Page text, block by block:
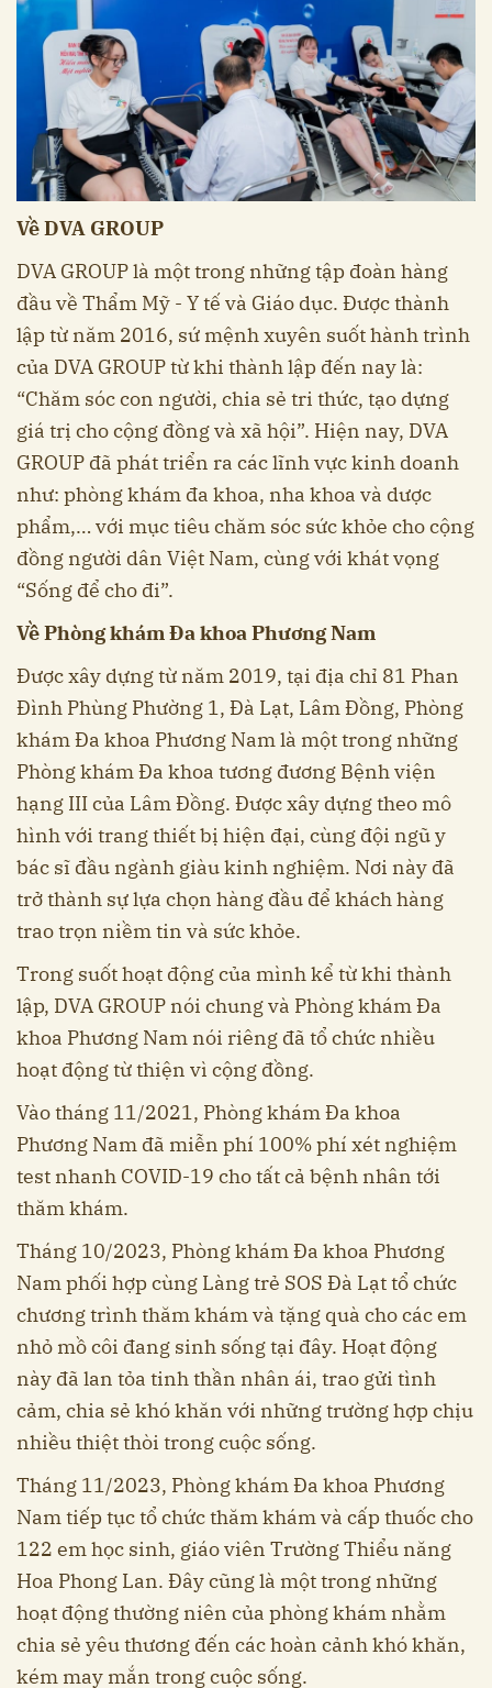
Về DVA GROUP
DVA GROUP là một trong những tập đoàn hàng
đầu về Thẩm Mỹ - Y tế và Giáo dục. Được thành
lập từ năm 2016, sứ mệnh xuyên suốt hành trình
của DVA GROUP từ khi thành lập đến nay là:
“Chăm sóc con người, chia sẻ tri thức, tạo dựng
giá trị cho cộng đồng và xã hội”. Hiện nay, DVA
GROUP đã phát triển ra các lĩnh vực kinh doanh
như: phòng khám đa khoa, nha khoa và dược
phẩm,… với mục tiêu chăm sóc sức khỏe cho cộng
đồng người dân Việt Nam, cùng với khát vọng
“Sống để cho đi”.
Về Phòng khám Đa khoa Phương Nam
Được xây dựng từ năm 2019, tại địa chỉ 81 Phan
Đình Phùng Phường 1, Đà Lạt, Lâm Đồng, Phòng
khám Đa khoa Phương Nam là một trong những
Phòng khám Đa khoa tương đương Bệnh viện
hạng III của Lâm Đồng. Được xây dựng theo mô
hình với trang thiết bị hiện đại, cùng đội ngũ y
bác sĩ đầu ngành giàu kinh nghiệm. Nơi này đã
trở thành sự lựa chọn hàng đầu để khách hàng
trao trọn niềm tin và sức khỏe.
Trong suốt hoạt động của mình kể từ khi thành
lập, DVA GROUP nói chung và Phòng khám Đa
khoa Phương Nam nói riêng đã tổ chức nhiều
hoạt động từ thiện vì cộng đồng.
Vào tháng 11/2021, Phòng khám Đa khoa
Phương Nam đã miễn phí 100% phí xét nghiệm
test nhanh COVID-19 cho tất cả bệnh nhân tới
thăm khám.
Tháng 10/2023, Phòng khám Đa khoa Phương
Nam phối hợp cùng Làng trẻ SOS Đà Lạt tổ chức
chương trình thăm khám và tặng quà cho các em
nhỏ mồ côi đang sinh sống tại đây. Hoạt động
này đã lan tỏa tinh thần nhân ái, trao gửi tình
cảm, chia sẻ khó khăn với những trường hợp chịu
nhiều thiệt thòi trong cuộc sống.
Tháng 11/2023, Phòng khám Đa khoa Phương
Nam tiếp tục tổ chức thăm khám và cấp thuốc cho
122 em học sinh, giáo viên Trường Thiểu năng
Hoa Phong Lan. Đây cũng là một trong những
hoạt động thường niên của phòng khám nhằm
chia sẻ yêu thương đến các hoàn cảnh khó khăn,
kém may mắn trong cuộc sống.